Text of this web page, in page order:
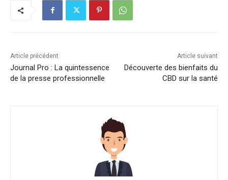
Article précédent
Journal Pro : La quintessence
de la presse professionnelle
Article suivant
Découverte des bienfaits du
CBD sur la santé